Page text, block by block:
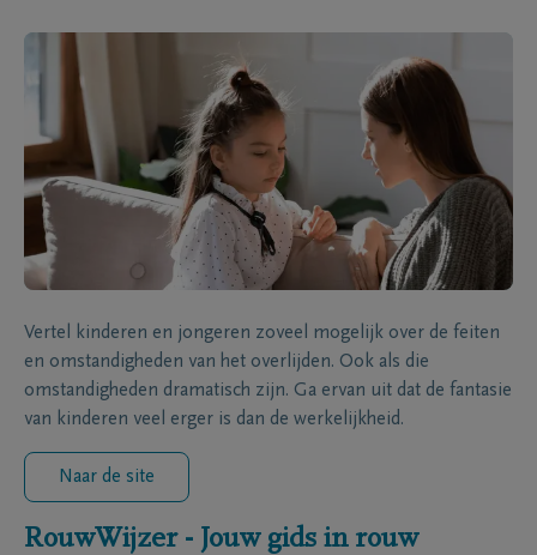
Vertel kinderen en jongeren zoveel mogelijk over de feiten
en omstandigheden van het overlijden. Ook als die
omstandigheden dramatisch zijn. Ga ervan uit dat de fantasie
van kinderen veel erger is dan de werkelijkheid.
Naar de site
RouwWijzer - Jouw gids in rouw